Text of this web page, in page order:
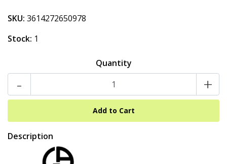
SKU: 3614272650978
Stock: 1
Quantity
- +
Description